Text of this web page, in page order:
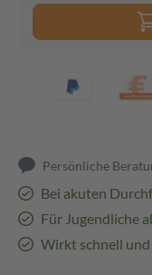
Persönliche
Bei akuten
Für Jugendliche
Wirkt schnell und